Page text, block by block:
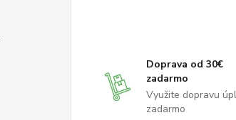
Doprava od 30€
zadarmo
Využite dopravu
zadarmo